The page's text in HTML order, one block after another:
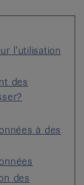
l'utilisation
des
à des
des